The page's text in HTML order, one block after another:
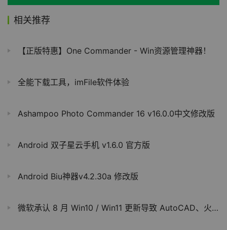
相关推荐
【正版特惠】One Commander - Win资源管理神器！
全能下载工具，imFile软件体验
Ashampoo Photo Commander 16 v16.0.0中文修改版
Android 双子星云手机 v1.6.0 官方版
Android Biu神器v4.2.30a 修改版
微软承认 8 月 Win10 / Win11 更新导致 AutoCAD、火狐 Firefox 浏览器运行故障